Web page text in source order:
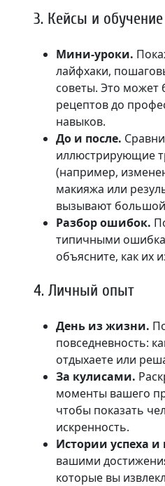
3. Кейсы и обучение
Мини-уроки.
лайфхаки,
советы. Это может
рецептов до
навыков.
До и после.
иллюстрирующие
(например,
макияжа или
вызывают
Разбор ошибок.
типичными
объясните, как их
4. Личный опыт
День из жизни.
повседневность:
отдыхаете или
За кулисами.
моменты вашего
чтобы показать
искренность.
Истории успеха и
вашими
которые вы